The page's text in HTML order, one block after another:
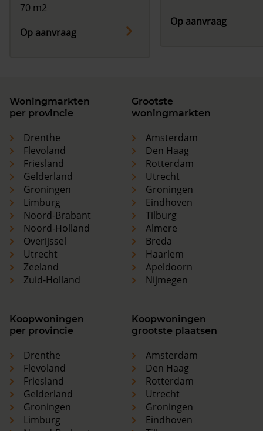
70 m2
Op aanvraag
Op aanvraag
Woningmarkten
per provincie
Drenthe
Flevoland
Friesland
Gelderland
Groningen
Limburg
Noord-Brabant
Noord-Holland
Overijssel
Utrecht
Zeeland
Zuid-Holland
Grootste
woningmarkten
Amsterdam
Den Haag
Rotterdam
Utrecht
Groningen
Eindhoven
Tilburg
Almere
Breda
Haarlem
Apeldoorn
Nijmegen
Koopwoningen
per provincie
Drenthe
Flevoland
Friesland
Gelderland
Groningen
Limburg
Koopwoningen
grootste plaatsen
Amsterdam
Den Haag
Rotterdam
Utrecht
Groningen
Eindhoven